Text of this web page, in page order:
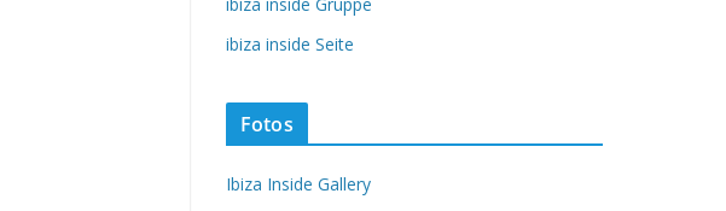
ibiza inside Seite
Fotos
Ibiza Inside Gallery